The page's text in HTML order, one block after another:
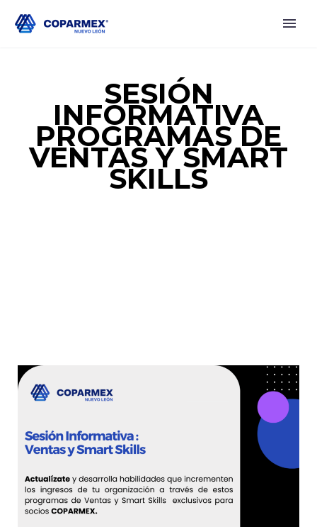
SESIÓN
INFORMATIVA
PROGRAMAS DE
VENTAS Y SMART
SKILLS